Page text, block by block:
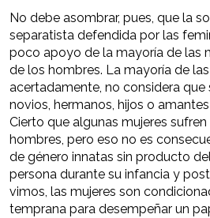
No debe asombrar, pues, que la
separatista defendida por las
poco apoyo de la mayoría de las
de los hombres. La mayoría de
acertadamente, no considera que
novios, hermanos, hijos o
Cierto que algunas mujeres
hombres, pero eso no es
de género innatas sin producto
persona durante su infancia y
vimos, las mujeres son
temprana para desempeñar un